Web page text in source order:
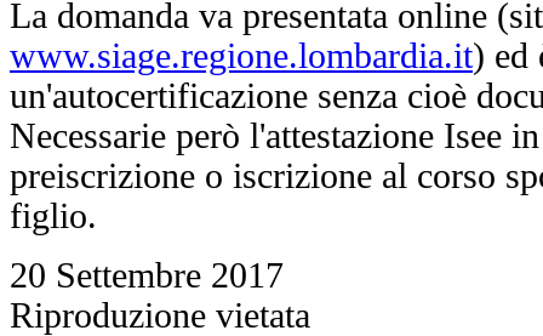
La domanda va presentata online
www.siage.regione.lombardia.it) ed
un'autocertificazione senza cioè
Necessarie però l'attestazione Isee
preiscrizione o iscrizione al corso
figlio.
20 Settembre 2017
Riproduzione vietata